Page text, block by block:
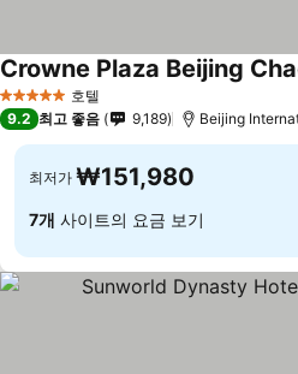
5 성급 호텔
Crowne Plaza Beijing
9.2 최고 좋음 9,189 Beijing
최저가 ₩151,980
7개 사이트의 요금 보기